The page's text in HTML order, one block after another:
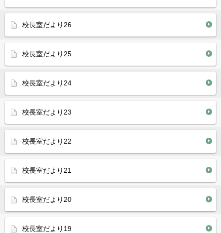
校長室だより26
校長室だより25
校長室だより24
校長室だより23
校長室だより22
校長室だより21
校長室だより20
校長室だより19